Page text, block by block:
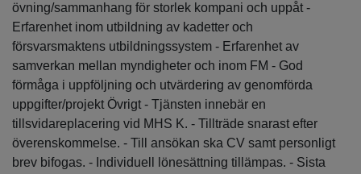
övning/sammanhang för storlek kompani och uppåt -
Erfarenhet inom utbildning av kadetter och
försvarsmaktens utbildningssystem - Erfarenhet av
samverkan mellan myndigheter och inom FM - God
förmåga i uppföljning och utvärdering av genomförda
uppgifter/projekt Övrigt - Tjänsten innebär en
tillsvidareplacering vid MHS K. - Tillträde snarast efter
överenskommelse. - Till ansökan ska CV samt personligt
brev bifogas. - Individuell lönesättning tillämpas. - Sista